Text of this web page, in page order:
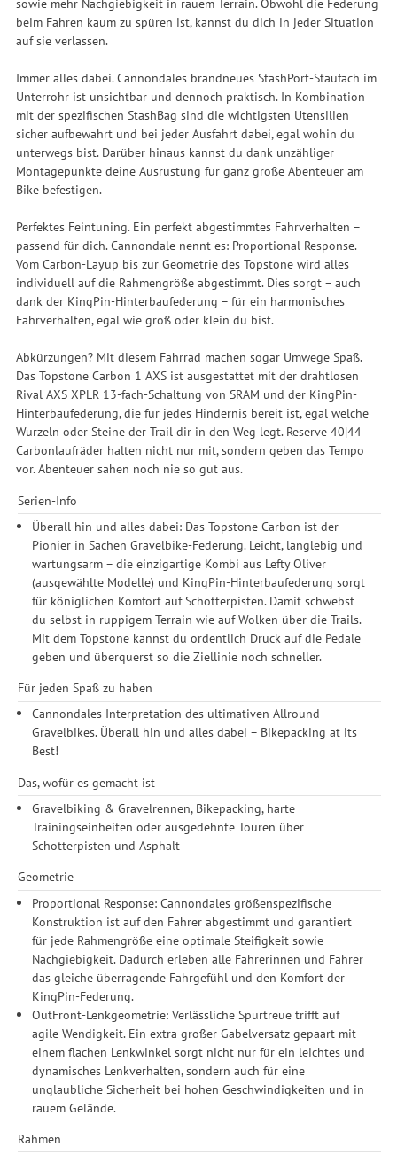
beim Fahren kaum zu spüren ist, kannst du dich in jeder Situation
auf sie verlassen.
Immer alles dabei. Cannondales brandneues StashPort-Staufach im
Unterrohr ist unsichtbar und dennoch praktisch. In Kombination
mit der spezifischen StashBag sind die wichtigsten Utensilien
sicher aufbewahrt und bei jeder Ausfahrt dabei, egal wohin du
unterwegs bist. Darüber hinaus kannst du dank unzähliger
Montagepunkte deine Ausrüstung für ganz große Abenteuer am
Bike befestigen.
Perfektes Feintuning. Ein perfekt abgestimmtes Fahrverhalten –
passend für dich. Cannondale nennt es: Proportional Response.
Vom Carbon-Layup bis zur Geometrie des Topstone wird alles
individuell auf die Rahmengröße abgestimmt. Dies sorgt – auch
dank der KingPin-Hinterbaufederung – für ein harmonisches
Fahrverhalten, egal wie groß oder klein du bist.
Abkürzungen? Mit diesem Fahrrad machen sogar Umwege Spaß.
Das Topstone Carbon 1 AXS ist ausgestattet mit der drahtlosen
Rival AXS XPLR 13-fach-Schaltung von SRAM und der KingPin-
Hinterbaufederung, die für jedes Hindernis bereit ist, egal welche
Wurzeln oder Steine der Trail dir in den Weg legt. Reserve 40|44
Carbonlaufräder halten nicht nur mit, sondern geben das Tempo
vor. Abenteuer sahen noch nie so gut aus.
Serien-Info
Überall hin und alles dabei: Das Topstone Carbon ist der
Pionier in Sachen Gravelbike-Federung. Leicht, langlebig und
wartungsarm – die einzigartige Kombi aus Lefty Oliver
(ausgewählte Modelle) und KingPin-Hinterbaufederung sorgt
für königlichen Komfort auf Schotterpisten. Damit schwebst
du selbst in ruppigem Terrain wie auf Wolken über die Trails.
Mit dem Topstone kannst du ordentlich Druck auf die Pedale
geben und überquerst so die Ziellinie noch schneller.
Für jeden Spaß zu haben
Cannondales Interpretation des ultimativen Allround-
Gravelbikes. Überall hin und alles dabei – Bikepacking at its
Best!
Das, wofür es gemacht ist
Gravelbiking & Gravelrennen, Bikepacking, harte
Trainingseinheiten oder ausgedehnte Touren über
Schotterpisten und Asphalt
Geometrie
Proportional Response: Cannondales größenspezifische
Konstruktion ist auf den Fahrer abgestimmt und garantiert
für jede Rahmengröße eine optimale Steifigkeit sowie
Nachgiebigkeit. Dadurch erleben alle Fahrerinnen und Fahrer
das gleiche überragende Fahrgefühl und den Komfort der
KingPin-Federung.
OutFront-Lenkgeometrie: Verlässliche Spurtreue trifft auf
agile Wendigkeit. Ein extra großer Gabelversatz gepaart mit
einem flachen Lenkwinkel sorgt nicht nur für ein leichtes und
dynamisches Lenkverhalten, sondern auch für eine
unglaubliche Sicherheit bei hohen Geschwindigkeiten und in
rauem Gelände.
Rahmen